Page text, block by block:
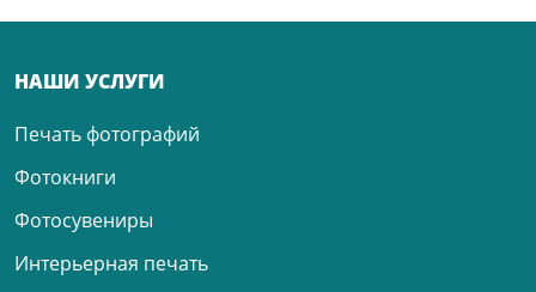
НАШИ УСЛУГИ
Печать фотографий
Фотокниги
Фотосувениры
Интерьерная печать